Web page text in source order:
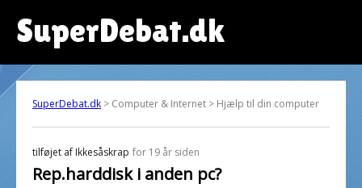
SuperDebat.dk
SuperDebat.dk > Computer & Internet > Hjælp til din computer
tilføjet af Ikkesåskrap for 19 år siden
Rep.harddisk i anden pc?